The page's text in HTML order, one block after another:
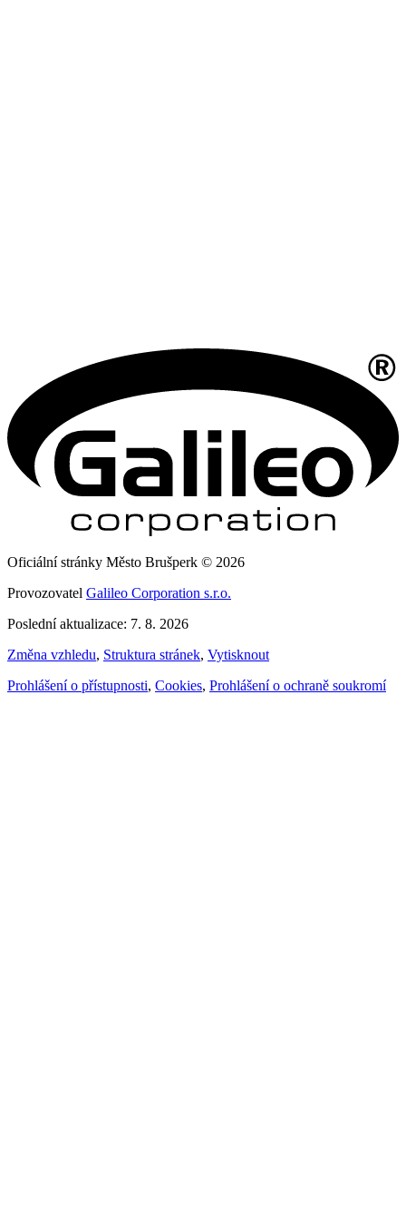
Oficiální stránky Město Brušperk © 2026
Provozovatel Galileo Corporation s.r.o.
Poslední aktualizace: 7. 8. 2026
Změna vzhledu, Struktura stránek, Vytisknout
Prohlášení o přístupnosti, Cookies, Prohlášení o ochraně soukromí